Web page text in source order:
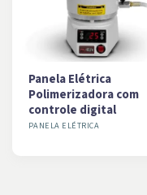
PANELA ELÉTRICA
Panela Elétrica
Polimerizadora com
controle digital